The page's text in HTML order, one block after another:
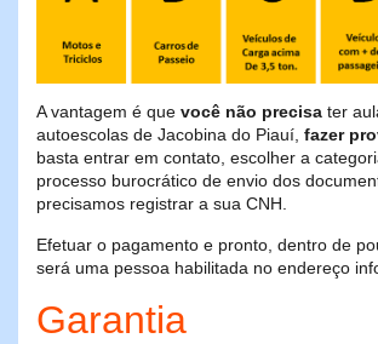
A vantagem é que você não precisa ter
autoescolas de Jacobina do Piauí, fazer
basta entrar em contato, escolher a
processo burocrático de envio dos
precisamos registrar a sua CNH.
Efetuar o pagamento e pronto, dentro de
será uma pessoa habilitada no endereço
Garantia